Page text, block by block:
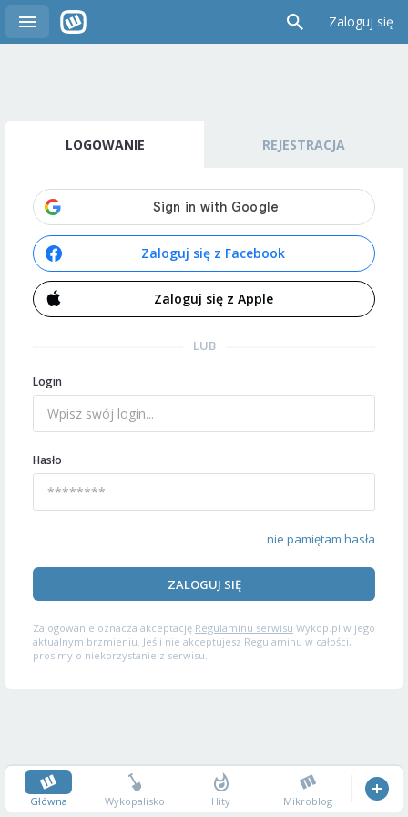
Zaloguj się
LOGOWANIE REJESTRACJA
Zaloguj się z Facebook
Zaloguj się z Apple
LUB
Login
Hasło
nie pamiętam hasła
ZALOGUJ SIĘ
Zalogowanie oznacza akceptację Regulaminu serwisu Wykop.pl w jego
aktualnym brzmieniu. Jeśli nie akceptujesz Regulaminu w całości,
prosimy o niekorzystanie z serwisu.
Główna Wykopalisko Hity Mikroblog